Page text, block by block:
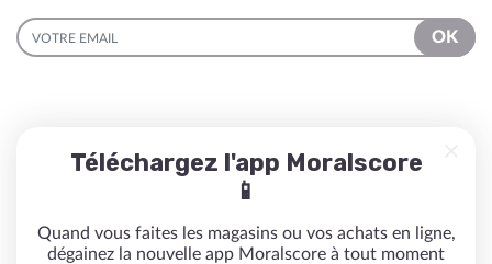
EMAIL
OK
Téléchargez l'app Moralscore
📱
Quand vous faites les magasins ou vos achats en ligne,
dégainez la nouvelle app Moralscore à tout moment